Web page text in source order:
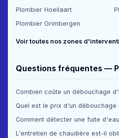
Plombier Hoeilaart
Plombier Grimbergen
Questions fréquentes —
Combien coûte un débouchage
Quel est le prix d'un débouchage